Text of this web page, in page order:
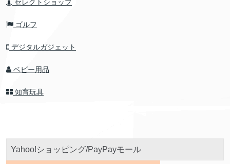
セレクトショップ
ゴルフ
デジタルガジェット
ベビー用品
知育玩具
Yahoo!ショッピング/PayPayモール